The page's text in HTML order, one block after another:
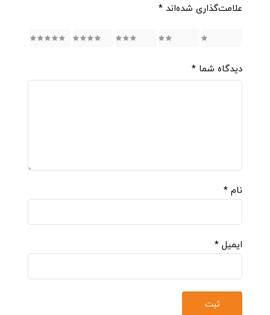
علامت‌گذاری شده‌اند *
5
دیدگاه شما *
نام *
ایمیل *